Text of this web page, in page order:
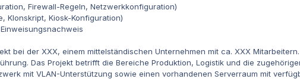
Firewall-Regeln, Netzwerkkonfiguration)
Klonskript, Kiosk-Konfiguration)
bei der XXX, einem mittelständischen Unternehmen mit ca. XXX
Das Projekt betrifft die Bereiche Produktion, Logistik und die
mit VLAN-Unterstützung sowie einen vorhandenen Serverraum mit